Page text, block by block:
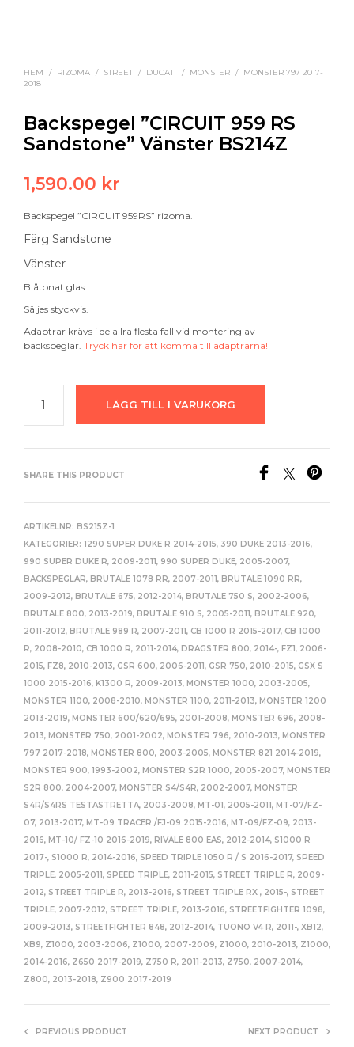
HEM / RIZOMA / STREET / DUCATI / MONSTER /
MONSTER 797 2017-
2018
Backspegel ”CIRCUIT 959 RS
Sandstone” Vänster BS214Z
1,590.00 kr
Backspegel ”CIRCUIT 959RS” rizoma.
Färg Sandstone
Vänster
Blåtonat glas.
Säljes styckvis.
Adaptrar krävs i de allra flesta fall vid montering av
backspeglar. Tryck här för att komma till adaptrarna!
LÄGG TILL I VARUKORG
SHARE THIS PRODUCT
ARTIKELNR: BS215Z-1
KATEGORIER: 1290 SUPER DUKE R 2014-2015, 390 DUKE 2013-2016,
990 SUPER DUKE R, 2009-2011, 990 SUPER DUKE, 2005-2007,
BACKSPEGLAR, BRUTALE 1078 RR, 2007-2011, BRUTALE 1090 RR,
2009-2012, BRUTALE 675, 2012-2014, BRUTALE 750 S, 2002-2006,
BRUTALE 800, 2013-2019, BRUTALE 910 S, 2005-2011, BRUTALE 920,
2011-2012, BRUTALE 989 R, 2007-2011, CB 1000 R 2015-2017, CB 1000
R, 2008-2010, CB 1000 R, 2011-2014, DRAGSTER 800, 2014-, FZ1, 2006-
2015, FZ8, 2010-2013, GSR 600, 2006-2011, GSR 750, 2010-2015, GSX S
1000 2015-2016, K1300 R, 2009-2013, MONSTER 1000, 2003-2005,
MONSTER 1100, 2008-2010, MONSTER 1100, 2011-2013, MONSTER 1200
2013-2019, MONSTER 600/620/695, 2001-2008, MONSTER 696, 2008-
2013, MONSTER 750, 2001-2002, MONSTER 796, 2010-2013, MONSTER
797 2017-2018, MONSTER 800, 2003-2005, MONSTER 821 2014-2019,
MONSTER 900, 1993-2002, MONSTER S2R 1000, 2005-2007, MONSTER
S2R 800, 2004-2007, MONSTER S4/S4R, 2002-2007, MONSTER
S4R/S4RS TESTASTRETTA, 2003-2008, MT-01, 2005-2011, MT-07/FZ-
07, 2013-2017, MT-09 TRACER /FJ-09 2015-2016, MT-09/FZ-09, 2013-
2016, MT-10/ FZ-10 2016-2019, RIVALE 800 EAS, 2012-2014, S1000 R
2017-, S1000 R, 2014-2016, SPEED TRIPLE 1050 R / S 2016-2017, SPEED
TRIPLE, 2005-2011, SPEED TRIPLE, 2011-2015, STREET TRIPLE R, 2009-
2012, STREET TRIPLE R, 2013-2016, STREET TRIPLE RX , 2015-, STREET
TRIPLE, 2007-2012, STREET TRIPLE, 2013-2016, STREETFIGHTER 1098,
2009-2013, STREETFIGHTER 848, 2012-2014, TUONO V4 R, 2011-, XB12,
XB9, Z1000, 2003-2006, Z1000, 2007-2009, Z1000, 2010-2013, Z1000,
2014-2016, Z650 2017-2019, Z750 R, 2011-2013, Z750, 2007-2014,
Z800, 2013-2018, Z900 2017-2019
PREVIOUS PRODUCT NEXT PRODUCT